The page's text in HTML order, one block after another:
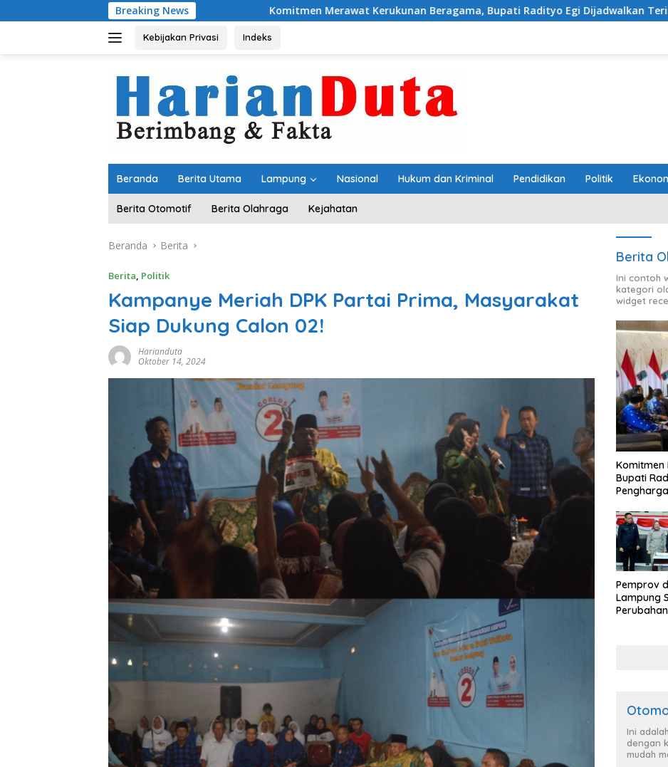
ke
Breaking News
Komitmen Merawat Kerukunan Beragama, Bupati Radityo Egi Dijadwalkan Terima Penghargaan dari
Kebijakan Privasi Indeks
Beranda Berita Utama Lampung Nasional Hukum dan Kriminal Pendidikan Politik
Berita Otomotif Berita Olahraga Kejahatan
Beranda Berita
Berita, Politik
Kampanye Meriah DPK Partai Prima, Masyarakat
Siap Dukung Calon 02!
Harianduta
Oktober 14, 2024
Berita
Ini contoh
kategori
widget
Komitmen
Bupati
Pemprov
Lampung
Perubahan
Ini
dengan
mudah